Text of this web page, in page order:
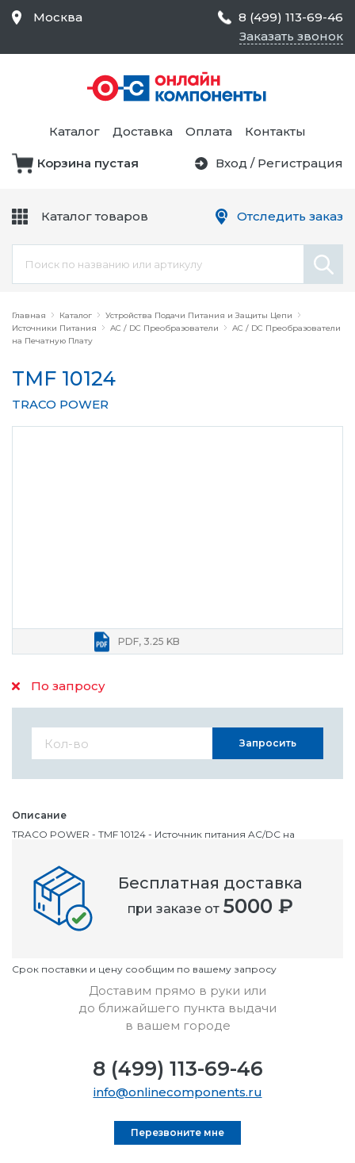
Главная Каталог
Устройства Подачи Питания и Защиты Цепи
Источники Питания
AC / DC Преобразователи
AC / DC Преобразователи
на Печатную Плату
TMF 10124
TRACO POWER
По запросу
PDF, 3.25 KB
Описание
TRACO POWER - TMF 10124 - Источник питания AC/DC на
Номенклатурный номер
OC2829607
Cрок поставки и цену сообщим по вашему запросу
Запросить
Бесплатная доставка
при заказе от 5000 ₽
Доставим прямо в руки или
до ближайшего пункта выдачи
в вашем городе
8 (499) 113-69-46
info@onlinecomponents.ru
Перезвоните мне
Москва
8 (499) 113-69-46
Заказать звонок
Каталог Доставка Оплата Контакты
Корзина пустая Вход / Регистрация
Каталог товаров
Средства Контроля
Статического
Электричества и
Безопасности,
Товары для Чистых
Цепи
Оборудование
Отследить заказ